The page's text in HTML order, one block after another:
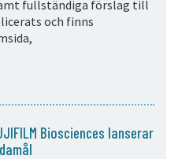
fullständiga förslag till
och finns
Biosciences lanserar